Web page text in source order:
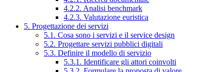
4.2.2. Analisi benchmark
4.2.3. Valutazione euristica
5. Progettazione dei servizi
5.1. Cosa sono i servizi e il service design
5.2. Progettare servizi pubblici digitali
5.3. Definire il modello di servizio
5.3.1. Identificare gli attori coinvolti